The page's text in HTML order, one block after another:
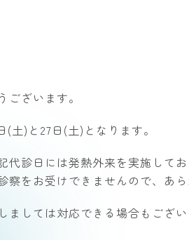
ざいます。
土)と27日(土)となります。
診日には発熱外来を実施してお
をお受けできませんので、あ
ましては対応できる場合もござ